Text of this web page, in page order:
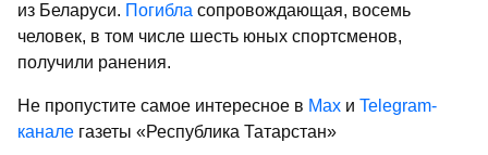
из Беларуси. Погибла сопровождающая, восемь
человек, в том числе шесть юных спортсменов,
получили ранения.
Не пропустите самое интересное в Max и Telegram-
канале газеты «Республика Татарстан»